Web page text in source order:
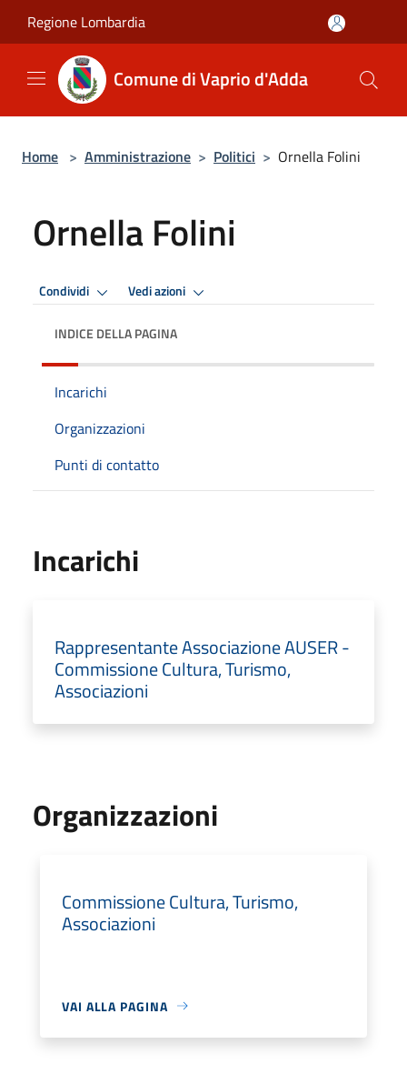
Regione Lombardia
Comune di Vaprio d'Adda
Home > Amministrazione > Politici > Ornella Folini
Ornella Folini
Condividi Vedi azioni
INDICE DELLA PAGINA
Incarichi
Organizzazioni
Punti di contatto
Incarichi
Rappresentante Associazione AUSER -
Commissione Cultura, Turismo,
Associazioni
Organizzazioni
Commissione Cultura, Turismo,
Associazioni
VAI ALLA PAGINA